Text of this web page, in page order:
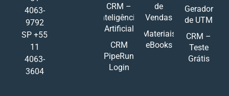
4063-
9792
SP +55
11
4063-
3604
CRM –
Inteligência
Artificial
CRM
PipeRun
Login
de
Vendas
Materiais
eBooks
Gerador
de UTM
CRM –
Teste
Grátis